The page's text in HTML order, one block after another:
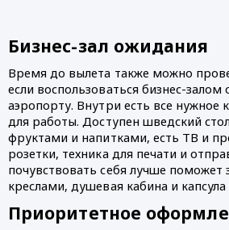
Бизнес-зал ожидания
Время до вылета также можно
если воспользоваться бизнес-
аэропорту. Внутри есть все нужное
для работы. Доступен шведский
фруктами и напитками, есть ТВ и
розетки, техника для печати и
почувствовать себя лучше поможет
креслами, душевая кабина и капсула
Приоритетное